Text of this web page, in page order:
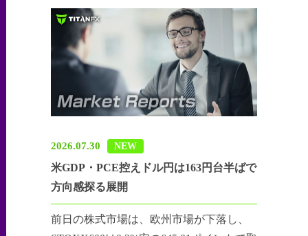
2026.07.30 NEW
米GDP・PCE控えドル円は163円台半ばで
方向感探る展開
前日の株式市場は、欧州市場が下落し、